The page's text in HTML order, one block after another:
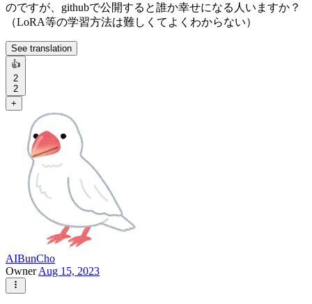
のですが、githubで公開すると誰か幸せになる人いますか？
（LoRA等の学習方法は難しくてよくわからない）
See translation
👍
2
2
+
AIBunCho
OwnerAug 15, 2023